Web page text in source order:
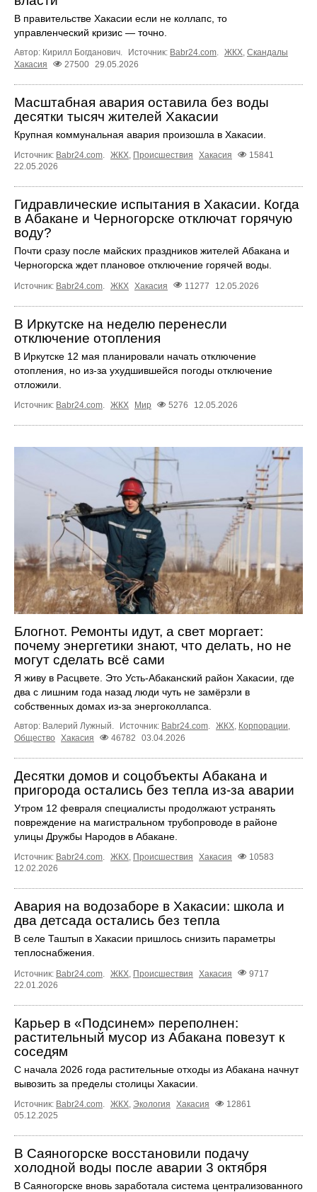
В правительстве Хакасии если не коллапс, то
управленческий кризис — точно.
Автор: Кирилл Богданович. Источник: Babr24.com. ЖКХ, Скандалы
Хакасия
27500 29.05.2026
Масштабная авария оставила без воды
десятки тысяч жителей Хакасии
Крупная коммунальная авария произошла в Хакасии.
Источник: Babr24.com. ЖКХ, Происшествия Хакасия
15841
22.05.2026
Гидравлические испытания в Хакасии. Когда
в Абакане и Черногорске отключат горячую
воду?
Почти сразу после майских праздников жителей Абакана и
Черногорска ждет плановое отключение горячей воды.
Источник: Babr24.com ЖКХ Хакасия 11277 12.05.2026
В Иркутске на неделю перенесли
отключение отопления
В Иркутске 12 мая планировали начать отключение
отопления, но из‑за ухудшившейся погоды отключение
отложили.
Источник: Babr24.com ЖКХ Мир 5276 12.05.2026
Блогнот. Ремонты идут, а свет моргает:
почему энергетики знают, что делать, но не
могут сделать всё сами
Я живу в Расцвете. Это Усть-Абаканский район Хакасии, где
два с лишним года назад люди чуть не замёрзли в
собственных домах из-за энергоколлапса.
Автор: Валерий Лужный. Источник: Babr24.com. ЖКХ, Корпорации,
Общество
Хакасия 46782 03.04.2026
Десятки домов и соцобъекты Абакана и
пригорода остались без тепла из-за аварии
Утром 12 февраля специалисты продолжают устранять
повреждение на магистральном трубопроводе в районе
улицы Дружбы Народов в Абакане.
Источник: Babr24.com. ЖКХ, Происшествия Хакасия
10583
12.02.2026
Авария на водозаборе в Хакасии: школа и
два детсада остались без тепла
В селе Таштып в Хакасии пришлось снизить параметры
теплоснабжения.
Источник: Babr24.com ЖКХ Происшествия Хакасия
9717
22.01.2026
Карьер в «Подсинем» переполнен:
растительный мусор из Абакана повезут к
соседям
С начала 2026 года растительные отходы из Абакана начнут
вывозить за пределы столицы Хакасии.
Источник: Babr24.com ЖКХ Экология Хакасия
12861
05.12.2025
В Саяногорске восстановили подачу
холодной воды после аварии 3 октября
В Саяногорске вновь заработала система централизованного